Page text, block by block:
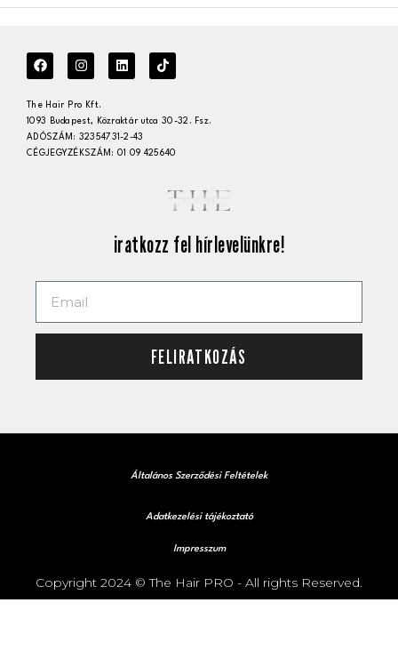
The Hair Pro Kft.
1093 Budapest, Közraktár utca 30-32. Fsz.
ADÓSZÁM: 32354731-2-43
CÉGJEGYZÉKSZÁM: 01 09 425640
iratkozz fel hírlevelünkre!
FELIRATKOZÁS
Általános Szerződési Feltételek
Adatkezelési tájékoztató
Impresszum
Copyright 2024 © The Hair PRO - All rights Reserved.